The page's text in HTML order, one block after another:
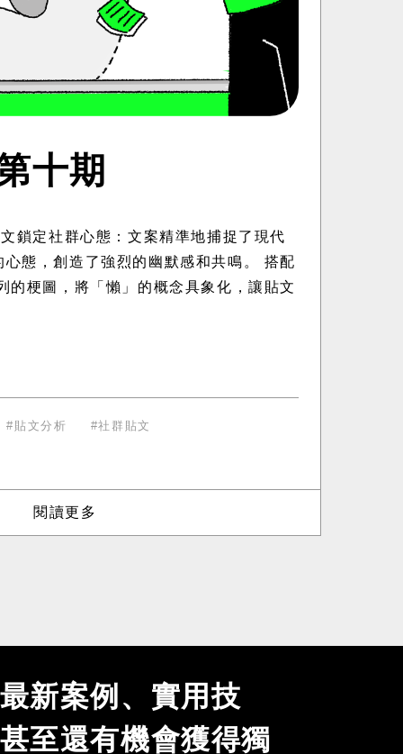
十期
鎖定社群心態：文案精準地捕捉了現代
態，創造了強烈的幽默感和共鳴。 搭配
的梗圖，將「懶」的概念具象化，讓貼文
貼文分析 社群貼文
閱讀更多
新案例、實用技
至還有機會獲得獨